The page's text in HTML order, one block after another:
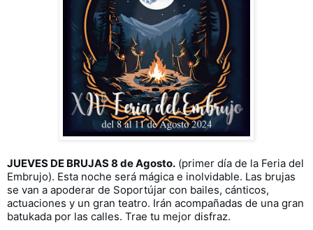
JUEVES DE BRUJAS 8 de Agosto. (primer día de la Feria del
Embrujo). Esta noche será mágica e inolvidable. Las brujas
se van a apoderar de Soportújar con bailes, cánticos,
actuaciones y un gran teatro. Irán acompañadas de una gran
batukada por las calles. Trae tu mejor disfraz.